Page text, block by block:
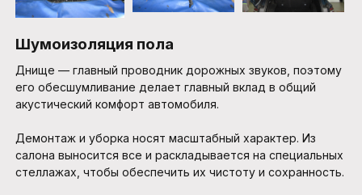
Шумоизоляция пола
Днище — главный проводник дорожных звуков, поэтому
его обесшумливание делает главный вклад в общий
акустический комфорт автомобиля.
Демонтаж и уборка носят масштабный характер. Из
салона выносится все и раскладывается на специальных
стеллажах, чтобы обеспечить их чистоту и сохранность.